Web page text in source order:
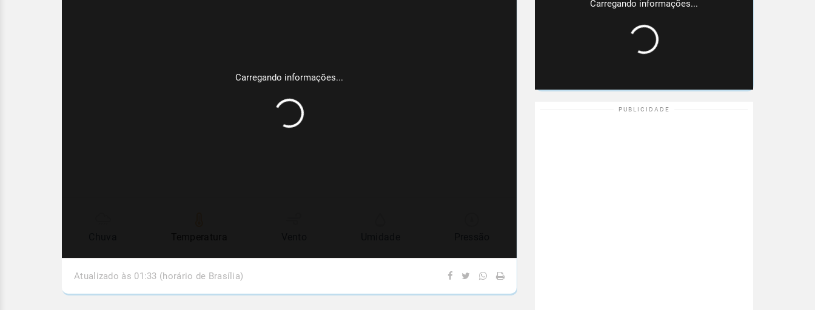
Atualizado às 01:33 (horário de Brasília)